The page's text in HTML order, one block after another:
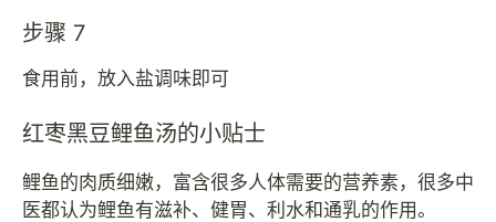
步骤 7
食用前，放入盐调味即可
红枣黑豆鲤鱼汤的小贴士
鲤鱼的肉质细嫩，富含很多人体需要的营养素，很多中
医都认为鲤鱼有滋补、健胃、利水和通乳的作用。